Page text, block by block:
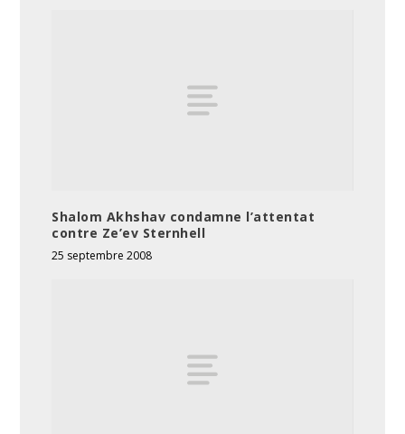
Shalom Akhshav condamne l’attentat
contre Ze’ev Sternhell
25 septembre 2008